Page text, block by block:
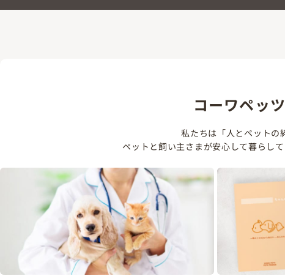
コーワペッ
私たちは「人とペットの
ペットと飼い主さまが安心して暮らし